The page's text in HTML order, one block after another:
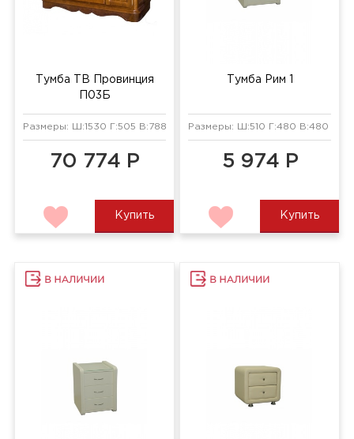
Тумба ТВ Провинция
П03Б
Размеры: Ш:1530 Г:505 В:788 мм
70 774 Р
Купить
Тумба Рим 1
Размеры: Ш:510 Г:480 В:480 мм
5 974 Р
Купить